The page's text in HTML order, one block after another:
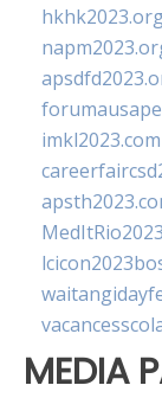
imkl2023.com
MEDIA